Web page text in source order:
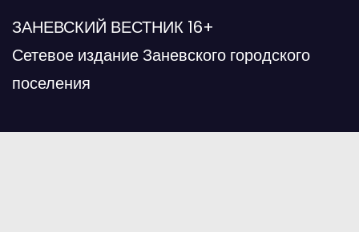
ЗАНЕВСКИЙ ВЕСТНИК 16+
Сетевое издание Заневского городского
поселения